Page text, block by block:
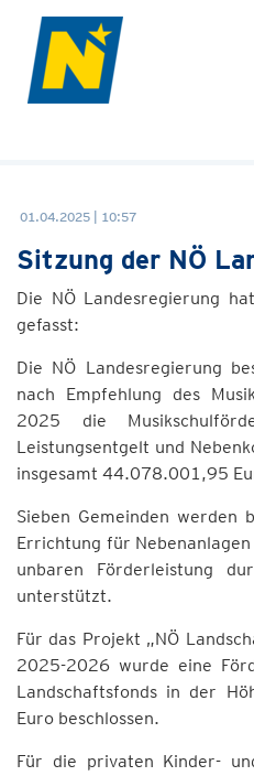
01.04.2025 | 10:57
Sitzung der NÖ
Die NÖ Landesregierung
gefasst:
Die NÖ Landesregierung
nach Empfehlung des
2025 die
Leistungsentgelt und
insgesamt 44.078.001,95
Sieben Gemeinden
Errichtung für
unbaren Förderleistung
unterstützt.
Für das Projekt „NÖ
2025-2026 wurde eine
Landschaftsfonds in der
Euro beschlossen.
Für die privaten Kinder-